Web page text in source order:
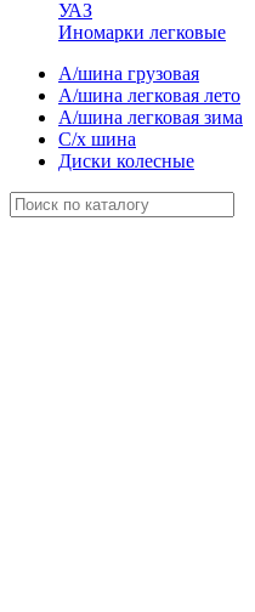
УАЗ
Иномарки легковые
А/шина грузовая
А/шина легковая лето
А/шина легковая зима
С/х шина
Диски колесные